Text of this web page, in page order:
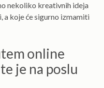
nekoliko kreativnih ideja
a koje će sigurno izmamiti
online
je na poslu